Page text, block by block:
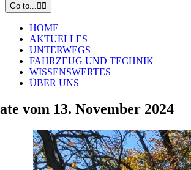
Go to...
HOME
AKTUELLES
UNTERWEGS
FAHRZEUG UND TECHNIK
WISSENSWERTES
ÜBER UNS
vom 13. November 2024